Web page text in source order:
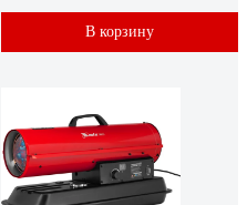
В корзину